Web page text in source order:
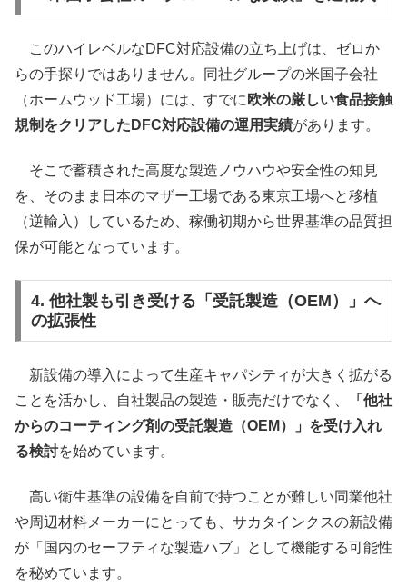
このハイレベルなDFC対応設備の立ち上げは、ゼロか
らの手探りではありません。同社グループの米国子会社
（ホームウッド工場）には、すでに 欧米の厳しい食品接触
規制をクリアしたDFC対応設備の運用実績があります。
そこで蓄積された高度な製造ノウハウや安全性の知見
を、そのまま日本のマザー工場である東京工場へと移植
（逆輸入）しているため、稼働初期から世界基準の品質担
保が可能となっています。
4. 他社製も引き受ける「受託製造（OEM）」へ
の拡張性
新設備の導入によって生産キャパシティが大きく拡がる
ことを活かし、自社製品の製造・販売だけでなく、
「他社
からのコーティング剤の受託製造（OEM）」を受け入れ
る検討を始めています。
高い衛生基準の設備を自前で持つことが難しい同業他社
や周辺材料メーカーにとっても、サカタインクスの新設備
が「国内のセーフティな製造ハブ」として機能する可能性
を秘めています。